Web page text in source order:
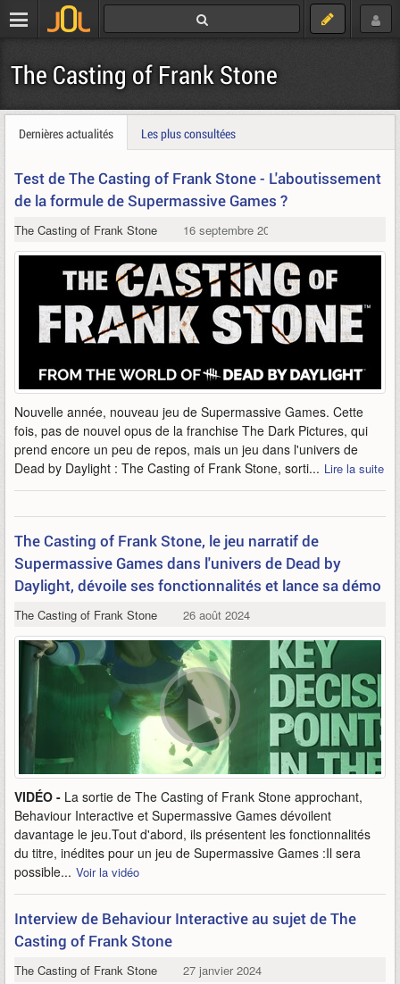
The Casting of Frank Stone
Dernières actualités Les plus consultées
Test de The Casting of Frank Stone - L'aboutissement
de la formule de Supermassive Games ?
The Casting of Frank Stone 16 septembre 2024
Nouvelle année, nouveau jeu de Supermassive Games. Cette
fois, pas de nouvel opus de la franchise The Dark Pictures, qui
prend encore un peu de repos, mais un jeu dans l'univers de
Dead by Daylight : The Casting of Frank Stone, sorti... Lire la suite
The Casting of Frank Stone, le jeu narratif de
Supermassive Games dans l'univers de Dead by
Daylight, dévoile ses fonctionnalités et lance sa démo
The Casting of Frank Stone 26 août 2024
VIDÉO - La sortie de The Casting of Frank Stone approchant,
Behaviour Interactive et Supermassive Games dévoilent
davantage le jeu.Tout d'abord, ils présentent les fonctionnalités
du titre, inédites pour un jeu de Supermassive Games :Il sera
possible... Voir la vidéo
Interview de Behaviour Interactive au sujet de The
Casting of Frank Stone
The Casting of Frank Stone 27 janvier 2024